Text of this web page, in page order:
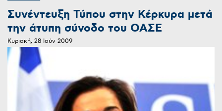
Συνέντευξη Τύπου στην Κέρκυρα μετά
την άτυπη σύνοδο του ΟΑΣΕ
Κυριακή, 28 Ιούν 2009